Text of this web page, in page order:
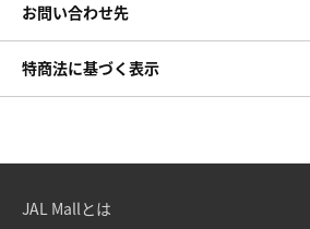
お問い合わせ先
特商法に基づく表示
JAL Mallとは